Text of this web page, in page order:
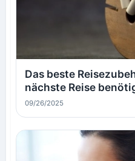
Das beste
nächste Reise
09/26/2025